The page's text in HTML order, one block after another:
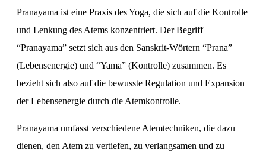
Pranayama ist eine Praxis des Yoga, die sich auf die Kontrolle
und Lenkung des Atems konzentriert. Der Begriff
“Pranayama” setzt sich aus den Sanskrit-Wörtern “Prana”
(Lebensenergie) und “Yama” (Kontrolle) zusammen. Es
bezieht sich also auf die bewusste Regulation und Expansion
der Lebensenergie durch die Atemkontrolle.
Pranayama umfasst verschiedene Atemtechniken, die dazu
dienen, den Atem zu vertiefen, zu verlangsamen und zu